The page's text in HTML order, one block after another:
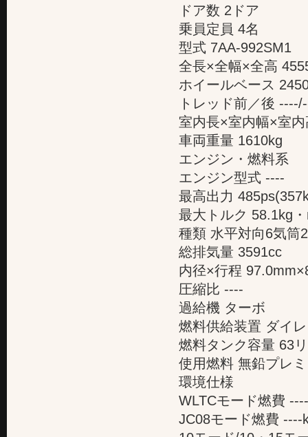
ドア数 2ドア
乗員定員 4名
型式 7AA-992SM1
全長×全幅×全高
ホイールベース
トレッド前／後
室内長×室内幅×室
車両重量 1610kg
エンジン・燃料系
エンジン型式 ----
最高出力
最大トルク 58.1kg
種類 水平対向6気筒
総排気量 3591cc
内径×行程
圧縮比 ----
過給機 ターボ
燃料供給装置 ダイ
燃料タンク容量 63
使用燃料 無鉛プレ
環境仕様
WLTCモード燃費
JC08モード燃費 ----